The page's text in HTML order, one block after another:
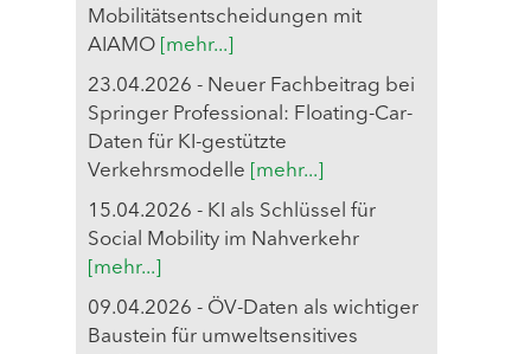
Mobilitätsentscheidungen mit
AIAMO [mehr...]
23.04.2026 - Neuer Fachbeitrag bei
Springer Professional: Floating-Car-
Daten für KI-gestützte
Verkehrsmodelle
[mehr...]
15.04.2026 - KI als Schlüssel für
Social Mobility im Nahverkehr
[mehr...]
09.04.2026 - ÖV-Daten als wichtiger
Baustein für umweltsensitives